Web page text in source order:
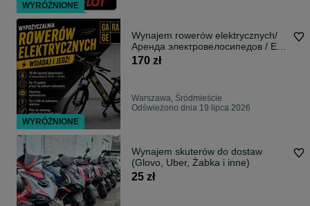
Wynajem rowerów elektrycznych/
Аренда электровелосипедов / E-
bike rent
170 zł
Warszawa, Śródmieście
Odświeżono dnia 19 lipca 2026
Wynajem skuterów do dostaw
(Glovo, Uber, Żabka i inne)
25 zł
WYRÓŻNIONE
WYRÓŻNIONE